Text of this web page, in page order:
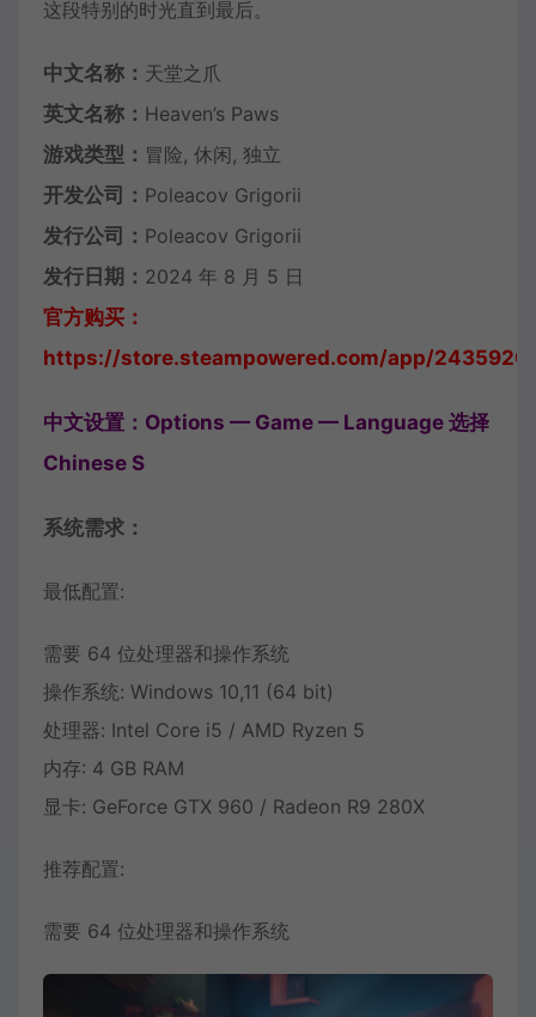
这段特别的时光直到最后。
中文名称： 天堂之爪
英文名称： Heaven’s Paws
游戏类型： 冒险, 休闲, 独立
开发公司： Poleacov Grigorii
发行公司： Poleacov Grigorii
发行日期： 2024 年 8 月 5 日
官方购买：
https://store.steampowered.com/app/2435920/
中文设置：Options — Game — Language 选择
Chinese S
系统需求：
最低配置:
需要 64 位处理器和操作系统
操作系统: Windows 10,11 (64 bit)
处理器: Intel Core i5 / AMD Ryzen 5
内存: 4 GB RAM
显卡: GeForce GTX 960 / Radeon R9 280X
推荐配置:
需要 64 位处理器和操作系统